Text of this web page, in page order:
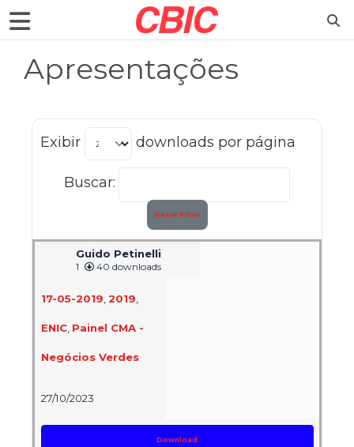
Apresentações
Exibir downloads por página
Buscar:
Reset Filter
Guido Petinelli
1 40 downloads
17-05-2019 2019
ENIC, Painel CMA -
Negócios Verdes
27/10/2023
Download